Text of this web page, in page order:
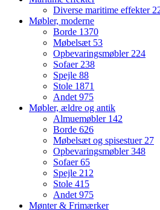
Diverse maritime effekter
Møbler, moderne
Borde 1370
Møbelsæt 53
Opbevaringsmøbler224
Sofaer238
Spejle 88
Stole 1871
Andet975
Møbler, ældre og antik
Almuemøbler 142
Borde 626
Møbelsæt og spisestuer27
Opbevaringsmøbler348
Sofaer65
Spejle 212
Stole 415
Andet975
Mønter & Frimærker